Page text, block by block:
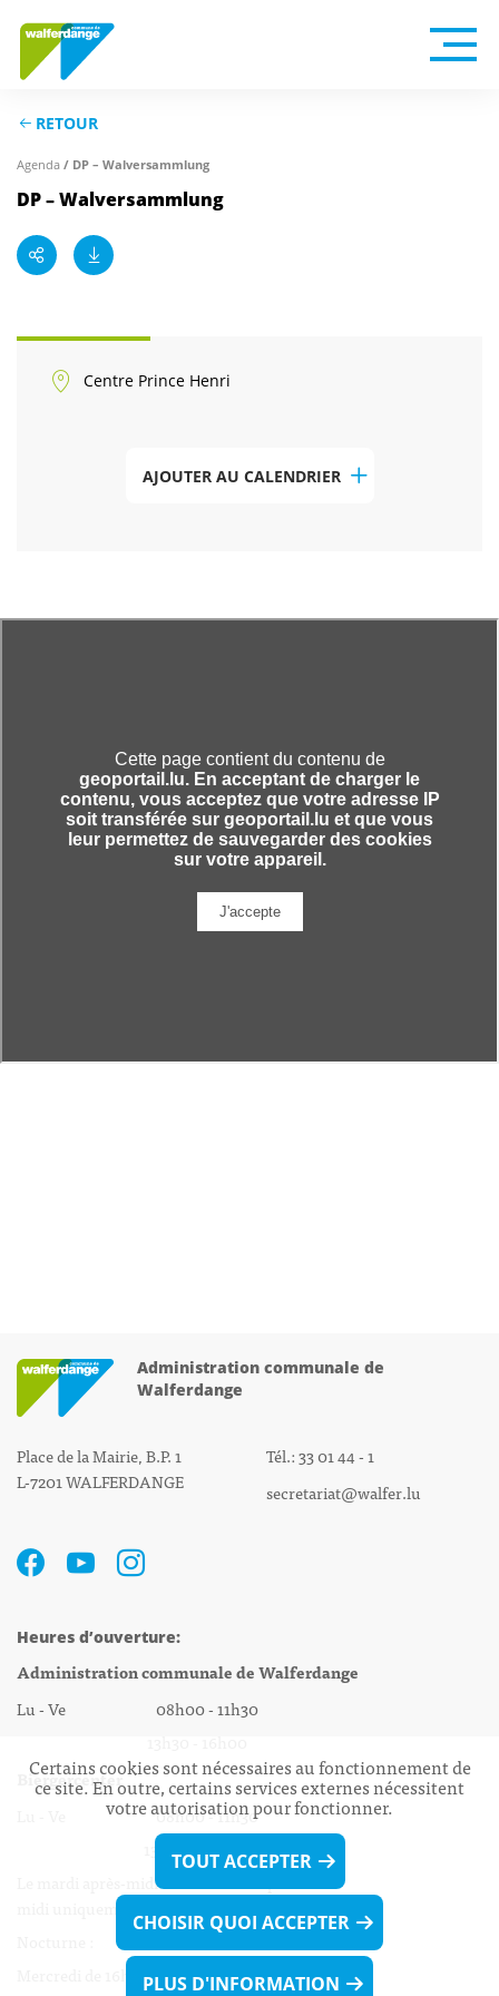
RETOUR
Agenda / DP – Walversammlung
DP – Walversammlung
Centre Prince Henri
AJOUTER AU CALENDRIER
Administration communale de
Walferdange
Place de la Mairie, B.P. 1
L-7201 WALFERDANGE
Tél.: 33 01 44 - 1
secretariat@walfer.lu
Heures d’ouverture:
Administration communale de Walferdange
Lu - Ve 08h00 - 11h30
Biergercenter
Lu - Ve 08h00 - 11h30
13h30 - 16h00
Le mardi après-midi et le vendredi après-
midi uniquement sur Rdv.
Mercredi de 16h00 - 18h45 uniquement sur Rdv
Certains cookies sont nécessaires au fonctionnement de
ce site. En outre, certains services externes nécessitent
votre autorisation pour fonctionner.
TOUT ACCEPTER
CHOISIR QUOI ACCEPTER
PLUS D'INFORMATION